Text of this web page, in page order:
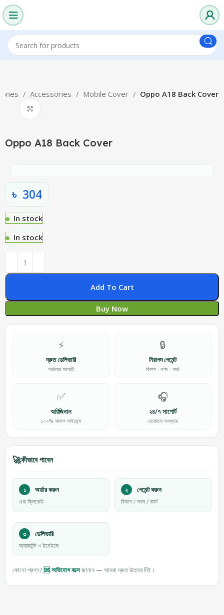
Accessories Mobile Cover Oppo A18 Back Cover
Oppo A18 Back Cover
৳ 304
In stock
In stock
Add To Cart
Buy Now
⚡
দ্রুত ডেলিভারি
অর্ডারের পরপরই
🔒
নিরাপদ পেমেন্ট
বিকাশ · নগদ · কার্ড
✅
অরিজিনাল
১০০% আসল লাইসেন্স
🎧
২৪/৭ সাপোর্ট
যেকোনো সমস্যায়
🚀কীভাবে পাবেন
১ অর্ডার করুন
এক ক্লিকেই
২ পেমেন্ট করুন
বিকাশ / নগদ / কার্ড
৩ ডেলিভারি
অ্যাকাউন্ট ও ইমেইলে
কোনো প্রশ্ন?🆘 অভিযোগ বক্সেজানান — আমরা দ্রুত উত্তর দিই।